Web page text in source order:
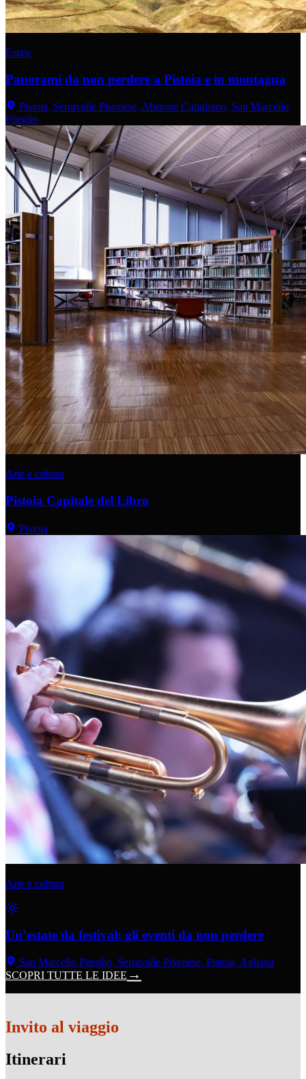
Estate
Panorami da non perdere a Pistoia e in montagna
Pistoia, Serravalle Pistoiese, Abetone Cutigliano, San Marcello
Piteglio
Arte e cultura
Pistoia Capitale del Libro
Pistoia
Arte e cultura
Un’estate da festival: gli eventi da non perdere
San Marcello Piteglio, Serravalle Pistoiese, Pistoia, Agliana
SCOPRI TUTTE LE IDEE
Invito al viaggio
Itinerari